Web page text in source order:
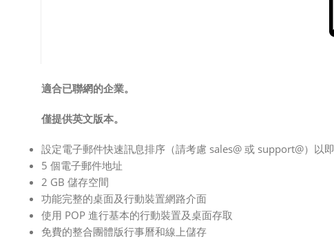
適合已聯網的企業。
僅提供英文版本。
設定電子郵件快速訊息排序（請考慮 sales@ 或 support@）以
5 個電子郵件地址
2 GB 儲存空間
功能完整的桌面及行動裝置網路介面
使用 POP 進行基本的行動裝置及桌面存取
免費的整合團體版行事曆和線上儲存